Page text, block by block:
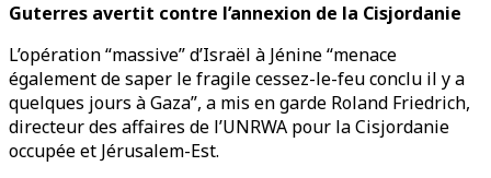
Guterres avertit contre l’annexion de la Cisjordanie
L’opération “massive” d’Israël à Jénine “menace
également de saper le fragile cessez-le-feu conclu il y a
quelques jours à Gaza”, a mis en garde Roland Friedrich,
directeur des affaires de l’UNRWA pour la Cisjordanie
occupée et Jérusalem-Est.